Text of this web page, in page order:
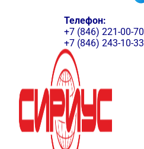
Телефон:
+7 (846) 221-00-70
+7 (846) 243-10-33